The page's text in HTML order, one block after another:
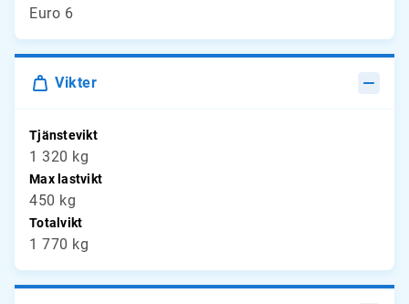
Euro 6
Vikter
Tjänstevikt
1 320 kg
Max lastvikt
450 kg
Totalvikt
1 770 kg